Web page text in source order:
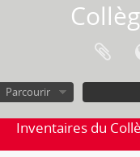
Parcourir
Inventaires du